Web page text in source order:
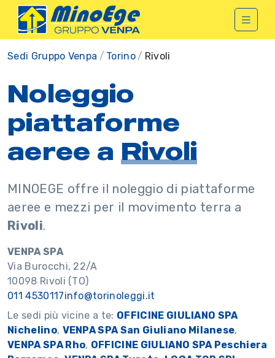
Sedi Gruppo Venpa Torino Rivoli
Noleggio
piattaforme
aeree a Rivoli
MINOEGE offre il noleggio di piattaforme
aeree e mezzi per il movimento terra a
Rivoli.
VENPA SPA
Via Burocchi, 22/A
10098 Rivoli (TO)
011 4530117info@torinoleggi.it
Le sedi più vicine a te: OFFICINE GIULIANO SPA
Nichelino, VENPA SPA San Giuliano Milanese,
VENPA SPA Rho, OFFICINE GIULIANO SPA Peschiera